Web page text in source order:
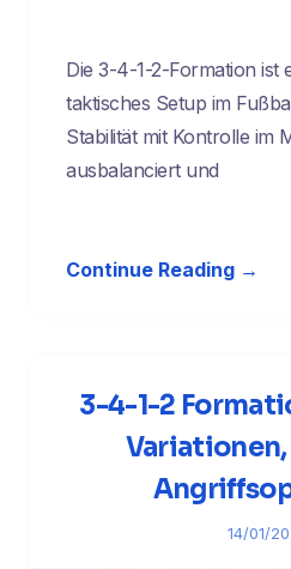
Die 3-4-1-2-Formation ist
taktisches Setup im
Stabilität mit Kontrolle im
ausbalanciert und
Continue Reading →
3-4-1-2
14/01/